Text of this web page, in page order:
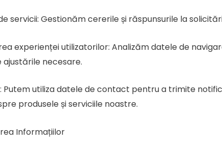
servicii: Gestionăm cererile și răspunsurile la
experienței utilizatorilor: Analizăm datele de
necesare.
Putem utiliza datele de contact pentru a trimite
produsele și serviciile noastre.
Informațiilor